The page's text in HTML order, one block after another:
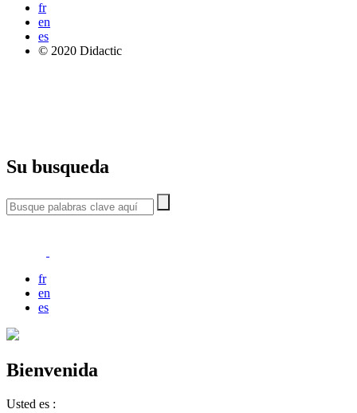
fr
en
es
© 2020 Didactic
Su busqueda
fr
en
es
Bienvenida
Usted es :